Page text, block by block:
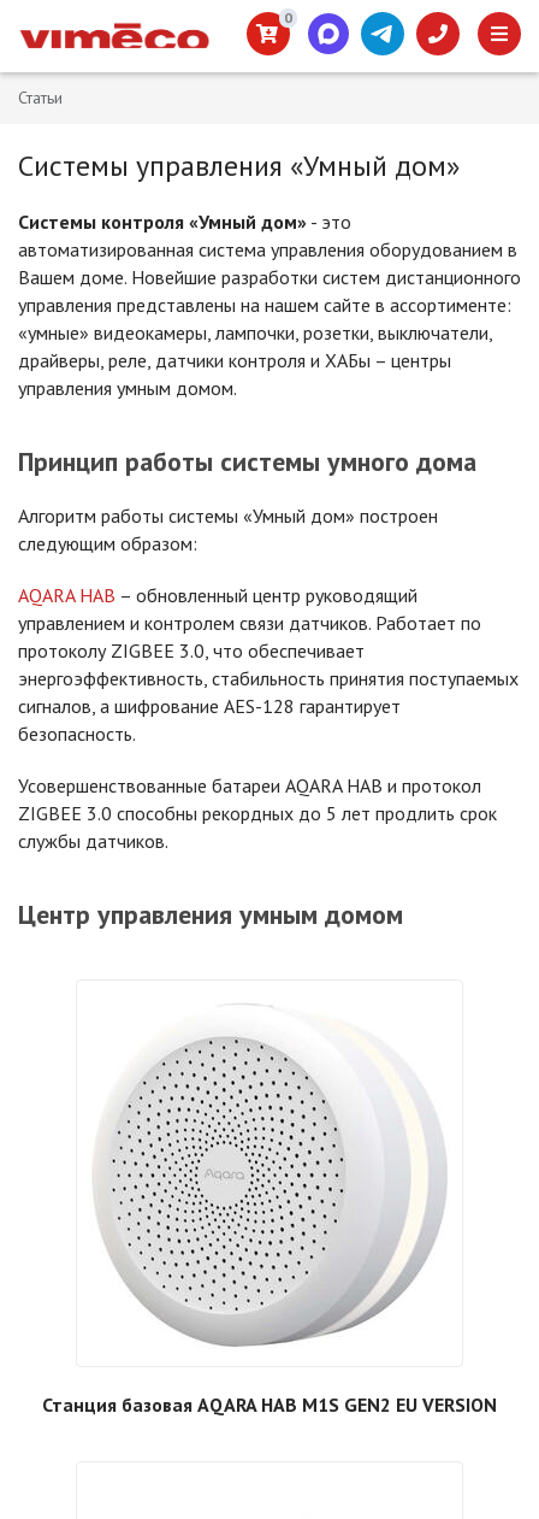
0
Статьи
Системы управления «Умный дом»
Системы контроля «Умный дом» - это
автоматизированная система управления оборудованием в
Вашем доме. Новейшие разработки систем дистанционного
управления представлены на нашем сайте в ассортименте:
«умные» видеокамеры, лампочки, розетки, выключатели,
драйверы, реле, датчики контроля и ХАБы – центры
управления умным домом.
Принцип работы системы умного дома
Алгоритм работы системы «Умный дом» построен
следующим образом:
AQARA HAB – обновленный центр руководящий
управлением и контролем связи датчиков. Работает по
протоколу ZIGBEE 3.0, что обеспечивает
энергоэффективность, стабильность принятия поступаемых
сигналов, а шифрование AES-128 гарантирует
безопасность.
Усовершенствованные батареи AQARA HAB и протокол
ZIGBEE 3.0 способны рекордных до 5 лет продлить срок
службы датчиков.
Центр управления умным домом
Станция базовая AQARA HAB M1S GEN2 EU VERSION